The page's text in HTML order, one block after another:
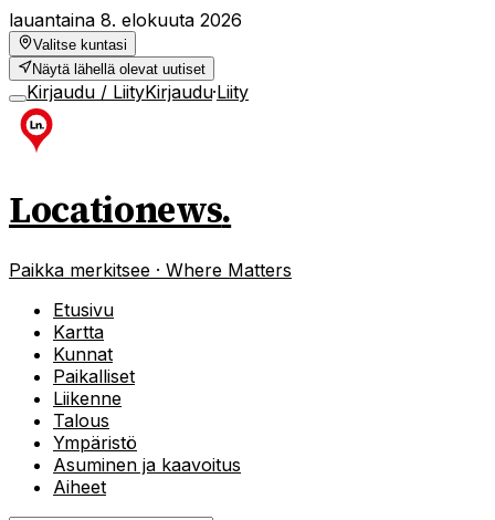
lauantaina 8. elokuuta 2026
Valitse kuntasi
Näytä lähellä olevat uutiset
Kirjaudu / LiityKirjaudu·Liity
Locationews.
Paikka merkitsee · Where Matters
Etusivu
Kartta
Kunnat
Paikalliset
Liikenne
Talous
Ympäristö
Asuminen ja kaavoitus
Aiheet